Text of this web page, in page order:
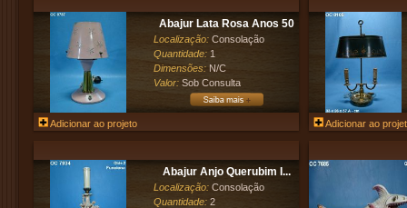
Abajur Lata Rosa Anos 50
Localização: Consolação
Quantidade: 1
Dimensões: N/C
Valor: Sob Consulta
Adicionar ao projeto Adicionar ao
Abajur Anjo Querubim I...
Localização: Consolação
Quantidade: 2